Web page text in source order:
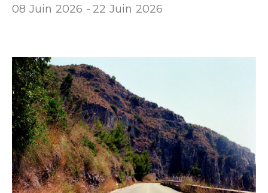
08 Juin 2026 - 22 Juin 2026